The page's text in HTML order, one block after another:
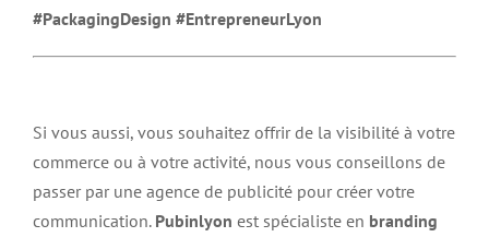
#PackagingDesign #EntrepreneurLyon
Si vous aussi, vous souhaitez offrir de la visibilité à votre
commerce ou à votre activité, nous vous conseillons de
passer par une agence de publicité pour créer votre
communication. Pubinlyon est spécialiste en branding